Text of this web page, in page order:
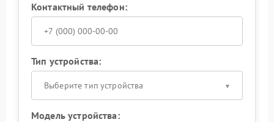
Контактный телефон:
Тип устройства:
Выберите тип устройства
Модель устройства: